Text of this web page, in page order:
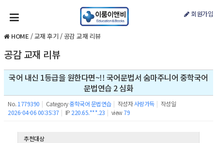
회원가입
HOME /교재 후기 /공감 교재 리뷰
공감 교재 리뷰
국어 내신 1등급을 원한다면~!! 국어문법서 숨마주니어 중학국어
문법연습 2 심화
No. 1779390 | Category중학국어 문법연습 | 작성자사랑가득 | 작성일
2026-04-06 00:35:37 | IP 220.65.***.23 | view 79
추천대상